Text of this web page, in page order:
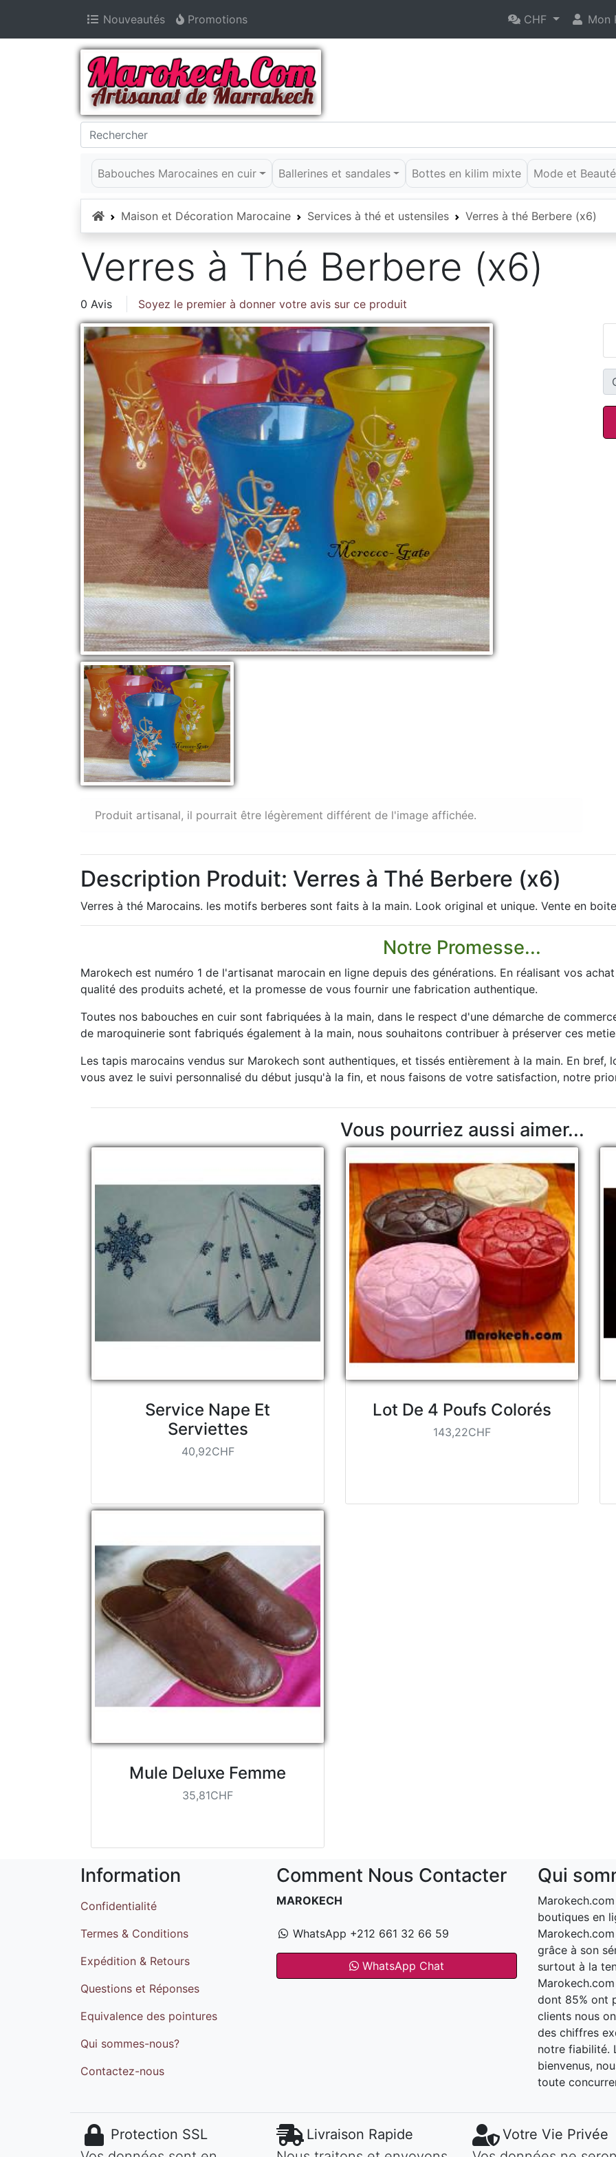
Nouveautés Promotions CHF Mon
Babouches Marocaines en cuir Ballerines et sandales Bottes en kilim mixte Mode et Beauté
AccueilMaison et Décoration Marocaine Services à thé et ustensiles Verres à thé Berbere (x6)
Verres à Thé Berbere (x6)
0 Avis Soyez le premier à donner votre avis sur ce produit
Produit artisanal, il pourrait être légèrement différent de l'image affichée.
Description Produit: Verres à Thé Berbere (x6)
Verres à thé Marocains. les motifs berberes sont faits à la main. Look original et unique. Vente en
Notre Promesse...
Marokech est numéro 1 de l'artisanat marocain en ligne depuis des générations. En réalisant vos
qualité des produits acheté, et la promesse de vous fournir une fabrication authentique.
Toutes nos babouches en cuir sont fabriquées à la main, dans le respect d'une démarche de
de maroquinerie sont fabriqués également à la main, nous souhaitons contribuer à préserver ces
Les tapis marocains vendus sur Marokech sont authentiques, et tissés entièrement à la main. En
vous avez le suivi personnalisé du début jusqu'à la fin, et nous faisons de votre satisfaction, notre
Vous pourriez aussi aimer...
Service Nape Et
Serviettes
40,92CHF
Lot De 4 Poufs Colorés
143,22CHF
Mule Deluxe Femme
35,81CHF
Information
Confidentialité
Termes & Conditions
Expédition & Retours
Questions et Réponses
Equivalence des pointures
Qui sommes-nous?
Contactez-nous
Comment Nous Contacter
MAROKECH
WhatsApp +212 661 32 66 59
WhatsApp Chat
Qui
boutiques en
grâce à son
surtout à la
dont 85% ont
clients nous
des chiffres
notre fiabilité.
bienvenus,
toute
Protection SSL
Livraison Rapide
Votre Vie Privée